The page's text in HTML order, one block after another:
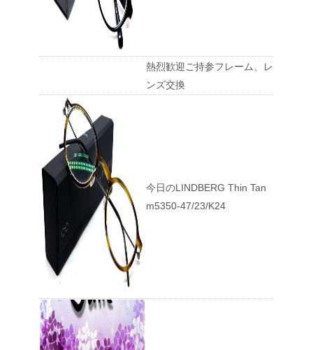
熱烈歓迎ご持参フレーム、レ
ンズ交換
今日のLINDBERG Thin Tan
m5350-47/23/K24